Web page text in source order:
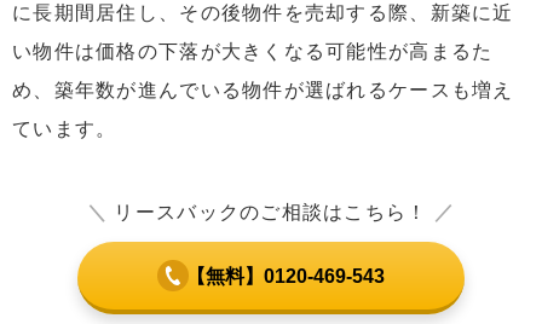
に長期間居住し、その後物件を売却する際、新築に近
い物件は価格の下落が大きくなる可能性が高まるた
め、築年数が進んでいる物件が選ばれるケースも増え
ています。
＼ リースバックのご相談はこちら！ ／
【無料】0120-469-543